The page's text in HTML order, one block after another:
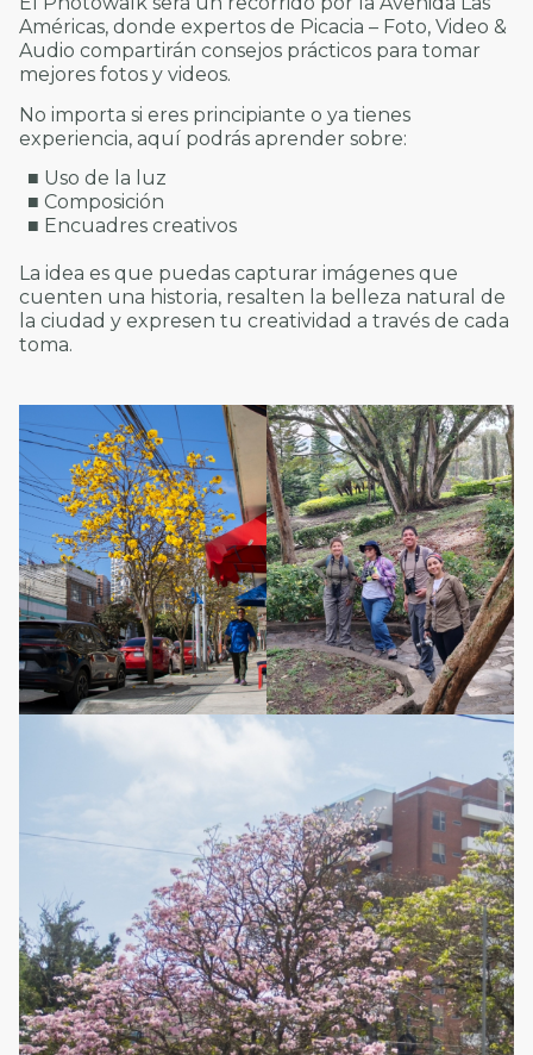
Américas, donde expertos de Picacia – Foto, Video &
Audio compartirán consejos prácticos para tomar
mejores fotos y videos.
No importa si eres principiante o ya tienes
experiencia, aquí podrás aprender sobre:
■ Uso de la luz
■ Composición
■ Encuadres creativos
La idea es que puedas capturar imágenes que
cuenten una historia, resalten la belleza natural de
la ciudad y expresen tu creatividad a través de cada
toma.